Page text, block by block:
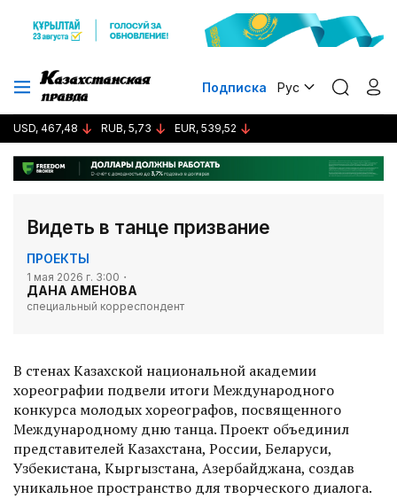
Подписка Рус
USD, 467,48 RUB, 5,73 EUR, 539,52
Видеть в танце призвание
ПРОЕКТЫ
1 мая 2026 г. 3:00
ДАНА АМЕНОВА
специальный корреспондент
В стенах Казахской национальной академии
хореографии подвели итоги Международного
конкурса молодых хореографов, посвященного
Международному дню танца. Проект объединил
представителей Казахстана, России, Беларуси,
Узбекистана, Кыргызстана, Азербайджана, создав
уникальное пространство для творческого диалога.